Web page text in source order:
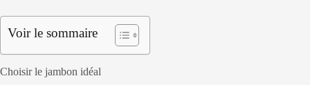
Voir le sommaire
Choisir le jambon idéal